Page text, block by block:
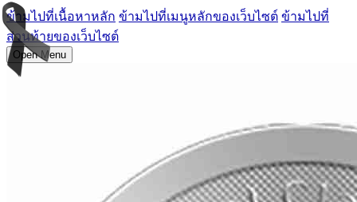
ข้ามไปที่เนื้อหาหลัก ข้ามไปที่เมนูหลักของเว็บไซต์ ข้ามไปที่
ส่วนท้ายของเว็บไซต์
Open Menu